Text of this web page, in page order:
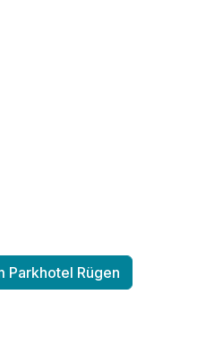
Parkhotel Rügen